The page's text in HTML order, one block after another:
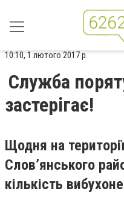
10:10, 1 лютого 2017 р.
Служба
застерігає!
Щодня на
Слов’янського
кількість